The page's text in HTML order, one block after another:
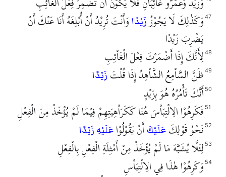
وَكَذٰلِكَ لَا يَجُوْزُ زَيْدًا وَأَنْتَ تُرِيْدُ أَنْ أُبْلِغَهُ أَنَا عَنْكَ أَنْ
يَضْرِبَ زَيْدًا
47
لِأَنَّكَ إِذَا أَضْمَرْتَ فِعْلَ الْغَاْئِبِ48
ظَنَّ السَّاْمِعُ الشَّاْهِدُ إِذَا قُلْتَ زَيْدًا 49
أَنَّكَ تَأْمُرُهُ هُوَ بِزَيْدٍ 50
فَكَرِهُوْا الِالْتِبَاْسَ هُنَا كَكَرَاْهِيَتِهِمْ فِيْمَا لَمْ يُؤْخَذْ مِنَ الْفِعْلِ 51
نَحْوُ قَوْلِكَ عَلَيْكَ أَنْ يَقُوْلُوْا عَلَيْهِ زَيْدًا 52
لِئَلَّا يُشَبَّهَ مَا لَمْ يُؤْخَذْ مِنْ أَمْثِلَةِ الْفِعْلِ بِالْفِعْلِ 53
وَكَرِهُوْا هٰذَا فِي الِالْتِبَاْسِ 54